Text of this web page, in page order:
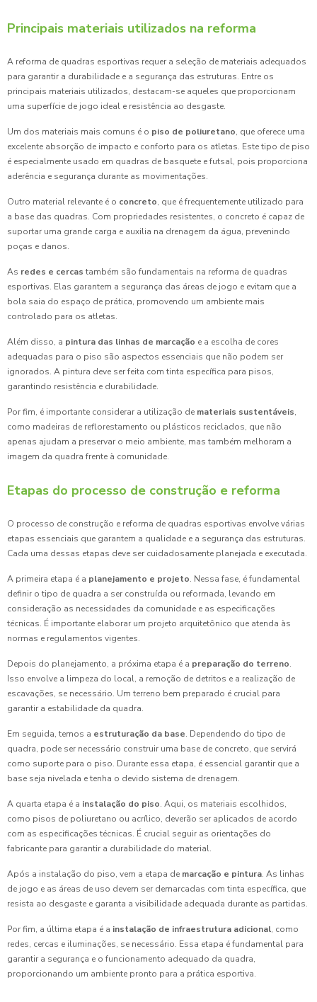
Principais materiais utilizados na reforma
A reforma de quadras esportivas requer a seleção de materiais adequados
para garantir a durabilidade e a segurança das estruturas. Entre os
principais materiais utilizados, destacam-se aqueles que proporcionam
uma superfície de jogo ideal e resistência ao desgaste.
Um dos materiais mais comuns é o piso de poliuretano, que oferece uma
excelente absorção de impacto e conforto para os atletas. Este tipo de piso
é especialmente usado em quadras de basquete e futsal, pois proporciona
aderência e segurança durante as movimentações.
Outro material relevante é o concreto, que é frequentemente utilizado para
a base das quadras. Com propriedades resistentes, o concreto é capaz de
suportar uma grande carga e auxilia na drenagem da água, prevenindo
poças e danos.
As redes e cercas também são fundamentais na reforma de quadras
esportivas. Elas garantem a segurança das áreas de jogo e evitam que a
bola saia do espaço de prática, promovendo um ambiente mais
controlado para os atletas.
Além disso, a pintura das linhas de marcação e a escolha de cores
adequadas para o piso são aspectos essenciais que não podem ser
ignorados. A pintura deve ser feita com tinta específica para pisos,
garantindo resistência e durabilidade.
Por fim, é importante considerar a utilização de materiais sustentáveis,
como madeiras de reflorestamento ou plásticos reciclados, que não
apenas ajudam a preservar o meio ambiente, mas também melhoram a
imagem da quadra frente à comunidade.
Etapas do processo de construção e reforma
O processo de construção e reforma de quadras esportivas envolve várias
etapas essenciais que garantem a qualidade e a segurança das estruturas.
Cada uma dessas etapas deve ser cuidadosamente planejada e executada.
A primeira etapa é a planejamento e projeto. Nessa fase, é fundamental
definir o tipo de quadra a ser construída ou reformada, levando em
consideração as necessidades da comunidade e as especificações
técnicas. É importante elaborar um projeto arquitetônico que atenda às
normas e regulamentos vigentes.
Depois do planejamento, a próxima etapa é a preparação do terreno.
Isso envolve a limpeza do local, a remoção de detritos e a realização de
escavações, se necessário. Um terreno bem preparado é crucial para
garantir a estabilidade da quadra.
Em seguida, temos a estruturação da base. Dependendo do tipo de
quadra, pode ser necessário construir uma base de concreto, que servirá
como suporte para o piso. Durante essa etapa, é essencial garantir que a
base seja nivelada e tenha o devido sistema de drenagem.
A quarta etapa é a instalação do piso. Aqui, os materiais escolhidos,
como pisos de poliuretano ou acrílico, deverão ser aplicados de acordo
com as especificações técnicas. É crucial seguir as orientações do
fabricante para garantir a durabilidade do material.
Após a instalação do piso, vem a etapa de marcação e pintura. As linhas
de jogo e as áreas de uso devem ser demarcadas com tinta específica, que
resista ao desgaste e garanta a visibilidade adequada durante as partidas.
Por fim, a última etapa é a instalação de infraestrutura adicional, como
redes, cercas e iluminações, se necessário. Essa etapa é fundamental para
garantir a segurança e o funcionamento adequado da quadra,
proporcionando um ambiente pronto para a prática esportiva.